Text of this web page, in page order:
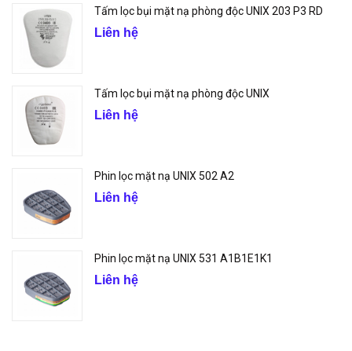
Tấm lọc bụi mặt nạ phòng độc UNIX 203 P3 RD
Liên hệ
Tấm lọc bụi mặt nạ phòng độc UNIX
Liên hệ
Phin lọc mặt nạ UNIX 502 A2
Liên hệ
Phin lọc mặt nạ UNIX 531 A1B1E1K1
Liên hệ